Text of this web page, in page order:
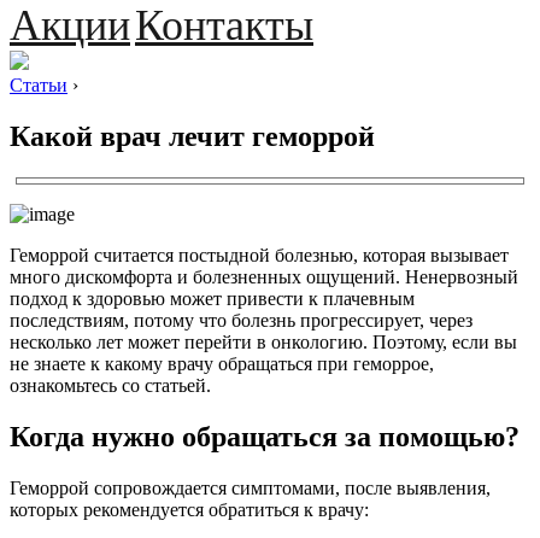
АкцииКонтакты
Статьи ›
Какой врач лечит геморрой
Геморрой считается постыдной болезнью, которая вызывает
много дискомфорта и болезненных ощущений. Ненервозный
подход к здоровью может привести к плачевным
последствиям, потому что болезнь прогрессирует, через
несколько лет может перейти в онкологию. Поэтому, если вы
не знаете к какому врачу обращаться при геморрое,
ознакомьтесь со статьей.
Когда нужно обращаться за помощью?
Геморрой сопровождается симптомами, после выявления,
которых рекомендуется обратиться к врачу: